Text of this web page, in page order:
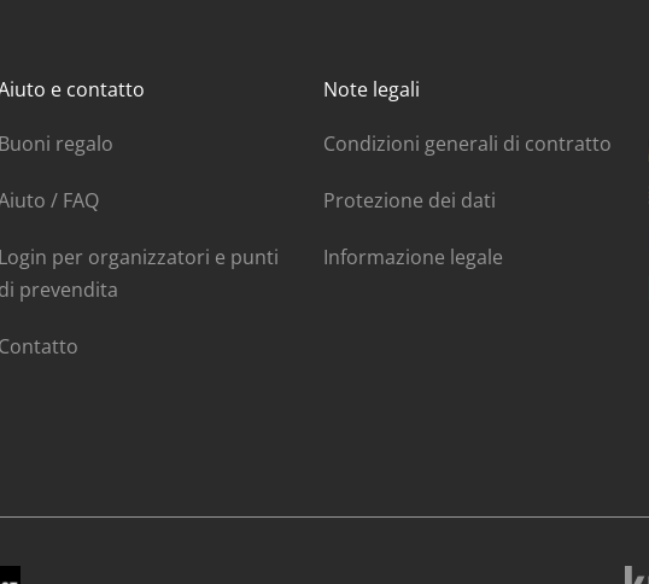
e contatto
Buoni regalo
/ FAQ
Login per organizzatori e punti
di prevendita
Contatto
Note legali
Condizioni generali di contratto
Protezione dei dati
Informazione legale